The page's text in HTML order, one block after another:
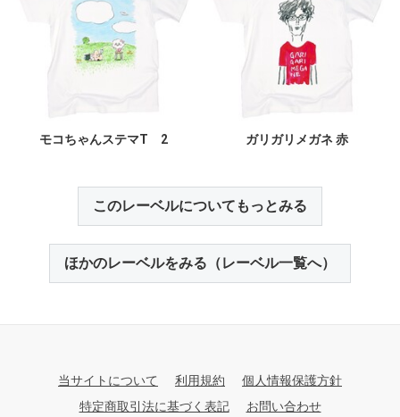
モコちゃんステマT 2 ガリガリメガネ 赤
このレーベルについてもっとみる
ほかのレーベルをみる（レーベル一覧へ）
当サイトについて 利用規約
個人情報保護方針
特定商取引法に基づく表記
お問い合わせ